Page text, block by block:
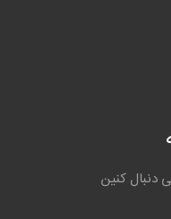
دنبال کنین